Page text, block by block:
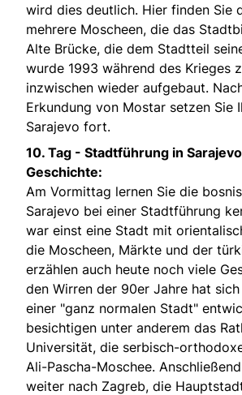
wird dies deutlich. Hier finden Sie
mehrere Moscheen, die das
Alte Brücke, die dem Stadtteil
wurde 1993 während des Krieges
inzwischen wieder aufgebaut.
Erkundung von Mostar setzen Sie
Sarajevo fort.
10. Tag - Stadtführung in
Geschichte:
Am Vormittag lernen Sie die
Sarajevo bei einer Stadtführung
war einst eine Stadt mit
die Moscheen, Märkte und der
erzählen auch heute noch viele
den Wirren der 90er Jahre hat
einer "ganz normalen Stadt"
besichtigen unter anderem das
Universität, die serbisch-
Ali-Pascha-Moschee.
weiter nach Zagreb, die